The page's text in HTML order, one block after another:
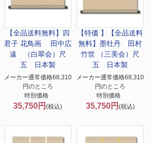
【全品送料無料】 四
君子 花鳥画 田中広
遠 （白翠会）尺
五 日本製
メーカー通常価格68,310
円のところ
特別価格
35,750円(税込)
【特価 】【全品送料
無料】墨牡丹 田村
竹世 （三美会）尺
五 日本製
メーカー通常価格68,310
円のところ
特別価格
35,750円 (税込)